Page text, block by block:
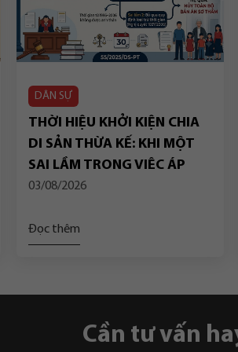
DÂN SỰ
THỜI HIỆU KHỞI KIỆN CHIA
DI SẢN THỪA KẾ: KHI MỘT
SAI LẦM TRONG VIỆC ÁP
DỤNG QUY ĐỊNH CHUYỂN
TOÀN BỘ BẢN ÁN SƠ THẨM
03/08/2026
Đọc thêm
Cần tư vấn